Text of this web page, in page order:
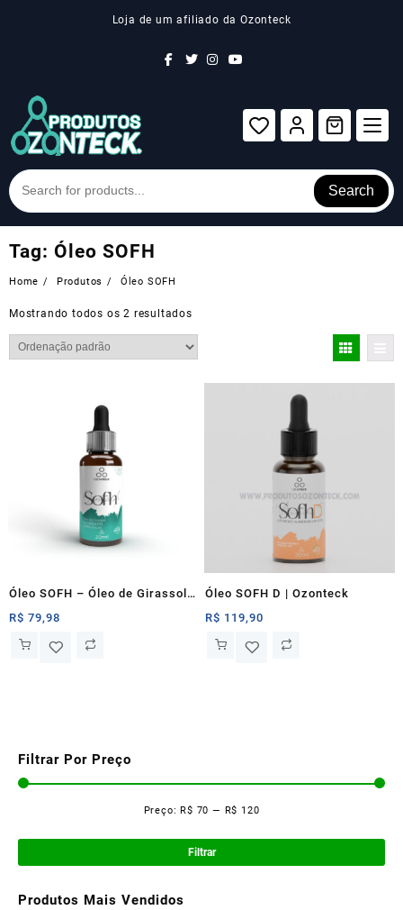
Loja de um afiliado da Ozonteck
Search
Tag: Óleo SOFH
Home Produtos Óleo SOFH
Mostrando todos os 2 resultados
Óleo SOFH – Óleo de Girassol
Ozonizado | Ozonteck
R$ 79,98
Óleo SOFH D | Ozonteck
R$ 119,90
Filtrar Por Preço
Filtrar
Preço: R$ 70 — R$ 120
Produtos Mais Vendidos